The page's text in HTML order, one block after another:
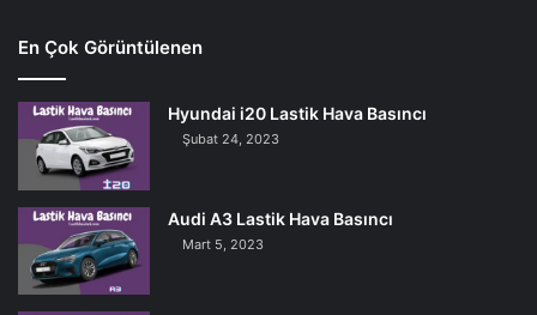
En Çok Görüntülenen
Hyundai i20 Lastik Hava Basıncı
Şubat 24, 2023
Audi A3 Lastik Hava Basıncı
Mart 5, 2023